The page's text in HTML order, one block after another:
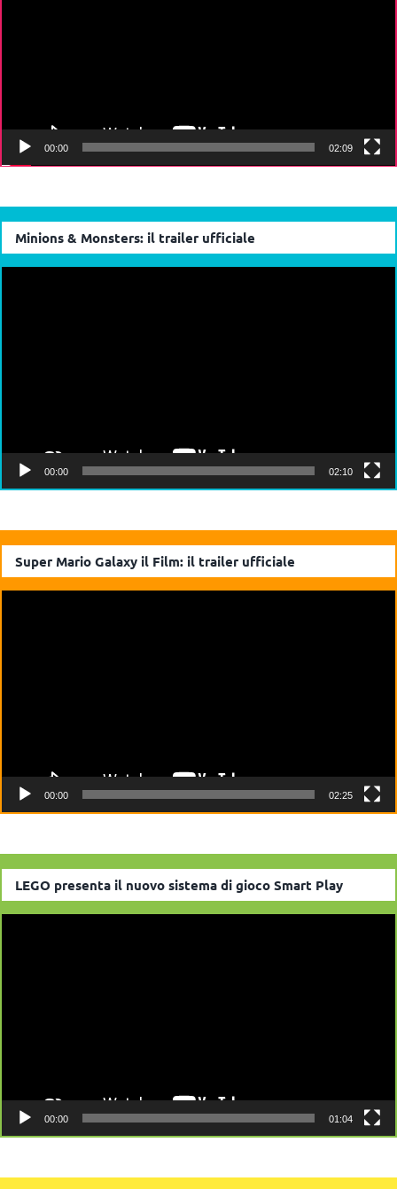
00:00 02:09
Minions & Monsters: il trailer ufficiale
00:00 02:10
Super Mario Galaxy il Film: il trailer ufficiale
00:00 02:25
LEGO presenta il nuovo sistema di gioco Smart Play
00:00 01:04